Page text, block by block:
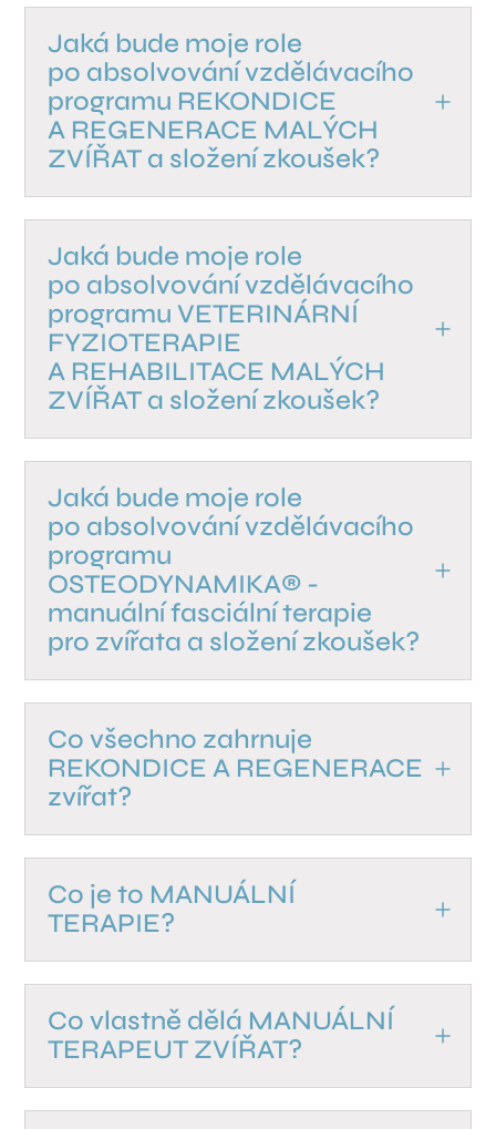
Jaká bude moje role
po absolvování vzdělávacího
programu REKONDICE
A REGENERACE MALÝCH
ZVÍŘAT a složení zkoušek?
Jaká bude moje role
po absolvování vzdělávacího
programu VETERINÁRNÍ
FYZIOTERAPIE
A REHABILITACE MALÝCH
ZVÍŘAT a složení zkoušek?
Jaká bude moje role
po absolvování vzdělávacího
programu
OSTEODYNAMIKA® -
manuální fasciální terapie
pro zvířata a složení zkoušek?
Co všechno zahrnuje
REKONDICE A REGENERACE
zvířat?
Co je to MANUÁLNÍ
TERAPIE?
Co vlastně dělá MANUÁLNÍ
TERAPEUT ZVÍŘAT?